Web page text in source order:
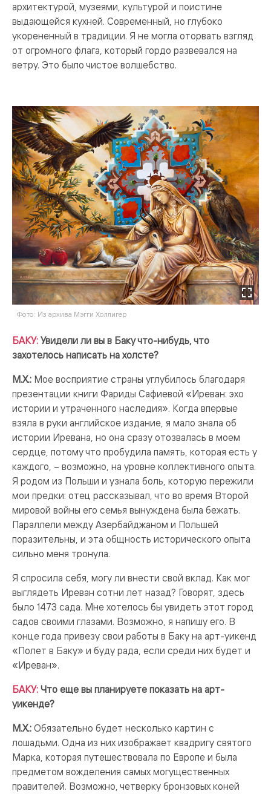
архитектурой, музеями, культурой и поистине
выдающейся кухней. Современный, но глубоко
укорененный в традиции. Я не могла оторвать взгляд
от огромного флага, который гордо развевался на
ветру. Это было чистое волшебство.
Фото: Из архива Мэгги Холлигер
БАКУ: Увидели ли вы в Баку что-нибудь, что
захотелось написать на холсте?
М.Х.: Мое восприятие страны углубилось благодаря
презентации книги Фариды Сафиевой «Иреван: эхо
истории и утраченного наследия». Когда впервые
взяла в руки английское издание, я мало знала об
истории Иревана, но она сразу отозвалась в моем
сердце, потому что пробудила память, которая есть у
каждого, – возможно, на уровне коллективного опыта.
Я родом из Польши и узнала боль, которую пережили
мои предки: отец рассказывал, что во время Второй
мировой войны его семья вынуждена была бежать.
Параллели между Азербайджаном и Польшей
поразительны, и эта общность исторического опыта
сильно меня тронула.
Я спросила себя, могу ли внести свой вклад. Как мог
выглядеть Иреван сотни лет назад? Говорят, здесь
было 1473 сада. Мне хотелось бы увидеть этот город
садов своими глазами. Возможно, я напишу его. В
конце года привезу свои работы в Баку на арт-уикенд
«Полет в Баку» и буду рада, если среди них будет и
«Иреван».
БАКУ: Что еще вы планируете показать на арт-
уикенде?
М.Х.: Обязательно будет несколько картин с
лошадьми. Одна из них изображает квадригу святого
Марка, которая путешествовала по Европе и была
предметом вожделения самых могущественных
правителей. Возможно, четверку бронзовых коней